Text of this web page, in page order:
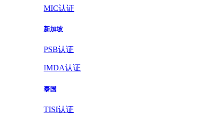
MIC认证
新加坡
PSB认证
IMDA认证
泰国
TISI认证